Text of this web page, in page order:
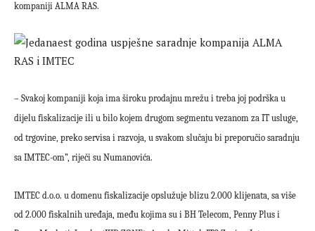
kompaniji ALMA RAS.
– Svakoj kompaniji koja ima široku prodajnu mrežu i treba joj podrška u
dijelu fiskalizacije ili u bilo kojem drugom segmentu vezanom za IT usluge,
od trgovine, preko servisa i razvoja, u svakom slučaju bi preporučio saradnju
sa IMTEC-om”, riječi su Numanovića.
IMTEC d.o.o. u domenu fiskalizacije opslužuje blizu 2.000 klijenata, sa više
od 2.000 fiskalnih uređaja, među kojima su i BH Telecom, Penny Plus i